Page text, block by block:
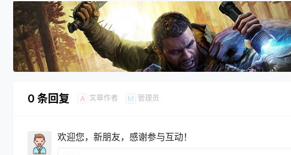
0 条回复 A 文章作者 M 管理员
欢迎您，新朋友，感谢参与互动！